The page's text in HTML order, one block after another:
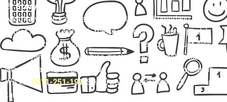
💬Story:
Andi, karyawan kantoran, sering pulang ke Sumedang tiap
Jumat malam. Kalau naik transport umum, dia harus pindah
kendaraan berkali-kali dan keluar biaya tambahan buat ojek.
Waktu yang seharusnya bisa dipakai istirahat malah habis di
jalan. Sekarang, begitu gajian cair, Andi langsung booking via
WA 👉
0811-251-191. Sekali pesan, perjalanan jadi nyaman
tanpa drama.